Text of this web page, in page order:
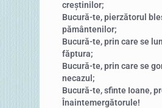
creștinilor;
Bucură-te, pierzătorul
pământenilor;
Bucură-te, prin care se
făptura;
Bucură-te, prin care se
necazul;
Bucură-te, sfinte Ioane,
Înaintemergătorule!